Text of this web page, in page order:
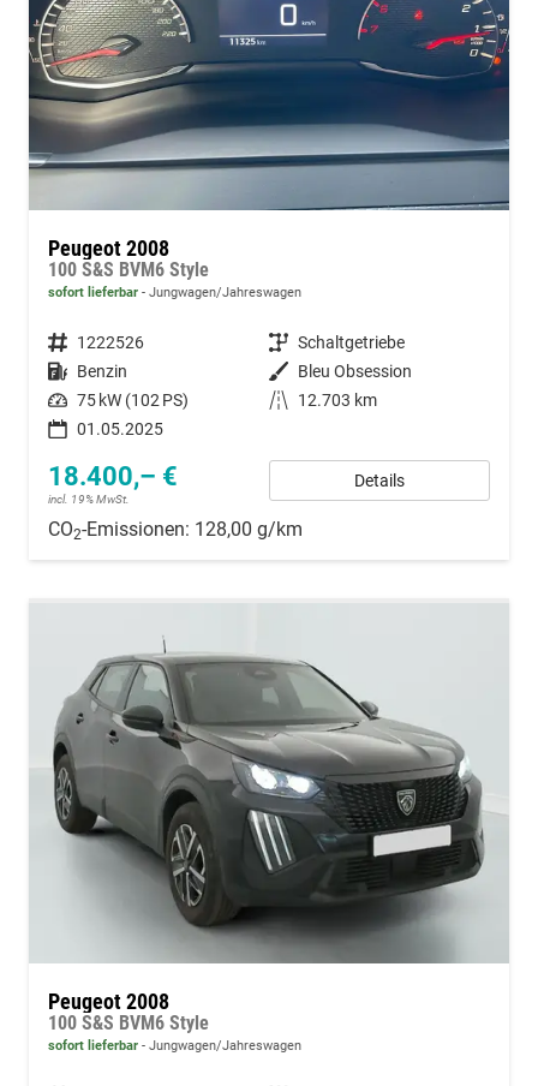
Peugeot 2008
100 S&S BVM6 Style
sofort lieferbar Jungwagen/Jahreswagen
Fahrzeugnummer 1222526 Getriebe Schaltgetriebe
Kraftstoff Benzin Außenfarbe Bleu Obsession
Leistung 75 kW (102 PS) Kilometerstand
12.703 km
01.05.2025
18.400,– €
incl. 19% MwSt.
Details
CO2-Emissionen: 128,00 g/km
Peugeot 2008
100 S&S BVM6 Style
sofort lieferbar Jungwagen/Jahreswagen